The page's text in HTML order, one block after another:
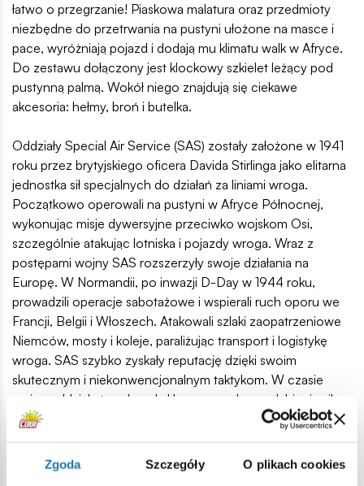
Zgoda Szczegóły O plikach cookies
łatwo o przegrzanie! Piaskowa malatura oraz przedmioty
niezbędne do przetrwania na pustyni ułożone na masce i
pace, wyróżniają pojazd i dodają mu klimatu walk w Afryce.
Do zestawu dołączony jest klockowy szkielet leżący pod
pustynną palmą. Wokół niego znajdują się ciekawe
akcesoria: hełmy, broń i butelka.
Oddziały Special Air Service (SAS) zostały założone w 1941
roku przez brytyjskiego oficera Davida Stirlinga jako elitarna
jednostka sił specjalnych do działań za liniami wroga.
Początkowo operowali na pustyni w Afryce Północnej,
wykonując misje dywersyjne przeciwko wojskom Osi,
szczególnie atakując lotniska i pojazdy wroga. Wraz z
postępami wojny SAS rozszerzyły swoje działania na
Europę. W Normandii, po inwazji D-Day w 1944 roku,
prowadzili operacje sabotażowe i wspierali ruch oporu we
Francji, Belgii i Włoszech. Atakowali szlaki zaopatrzeniowe
Niemców, mosty i koleje, paraliżując transport i logistykę
wroga. SAS szybko zyskały reputację dzięki swoim
skutecznym i niekonwencjonalnym taktykom. W czasie
wojny oddziały te odegrały kluczową rolę w osłabieniu sił
Osi, stając się legendarną formacją sił specjalnych.
2 figurki przedstawiająca brytyjskich komandosów